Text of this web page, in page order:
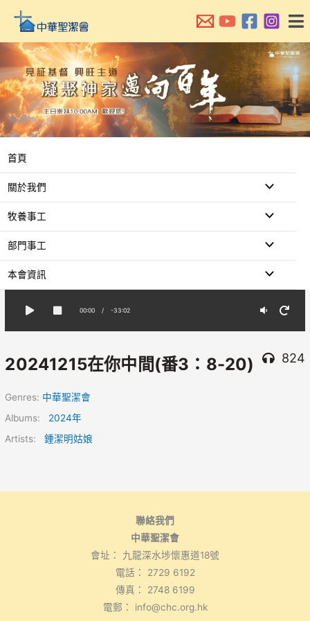
主
內
容
首頁
關於我們
牧養事工
部門事工
本會資訊
00:00 / -33:02
20241215在你中間(番3：8-20) 824
Genres: 中華聖潔會
Albums: 2024年
Artists:鍾潔明姑娘
聯絡我們
中華聖潔會
會址： 九龍深水埗懷惠道18號
電話： 2729 6192
傳真： 2748 6199
電郵： info@chc.org.hk